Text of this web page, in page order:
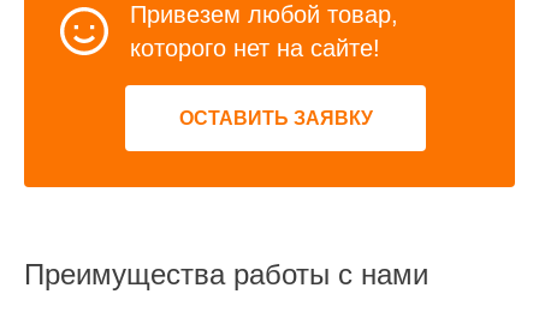
Привезем любой товар,
которого нет на сайте!
ОСТАВИТЬ ЗАЯВКУ
Преимущества работы с нами